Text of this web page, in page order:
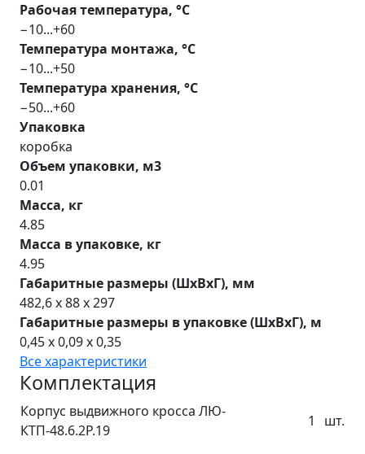
Рабочая температура, °С
−10...+60
Температура монтажа, °С
−10...+50
Температура хранения, °С
−50...+60
Упаковка
коробка
Объем упаковки, м3
0.01
Масса, кг
4.85
Масса в упаковке, кг
4.95
Габаритные размеры (ШхВхГ), мм
482,6 x 88 x 297
Габаритные размеры в упаковке (ШхВхГ), м
0,45 x 0,09 x 0,35
Все характеристики
Комплектация
Корпус выдвижного кросса ЛЮ-
КТП-48.6.2Р.19
1 шт.